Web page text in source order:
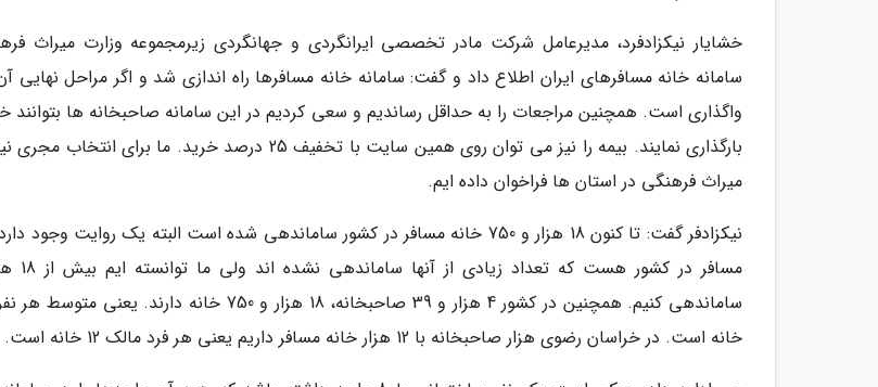
خشایار نیکزادفرد، مدیرعامل شرکت مادر تخصصی ایرانگردی و جهانگردی زیرمجموعه وزارت میراث
سامانه خانه مسافرهای ایران اطلاع داد و گفت: سامانه خانه مسافرها راه اندازی شد و اگر مراحل نهایی
واگذاری است. همچنین مراجعات را به حداقل رساندیم و سعی کردیم در این سامانه صاحبخانه ها بتوانند
بارگذاری نمایند. بیمه را نیز می توان روی همین سایت با تخفیف 25 درصد خرید.
میراث فرهنگی در استان ها فراخوان داده ایم.
ساماندهی کنیم. همچنین در کشور 4 هزار و 39 صاحبخانه، 18 هزار و 750
خانه است. در خراسان رضوی هزار صاحبخانه با 12 هزار خانه مسافر داریم یعنی هر فرد مالک 12 خانه است.